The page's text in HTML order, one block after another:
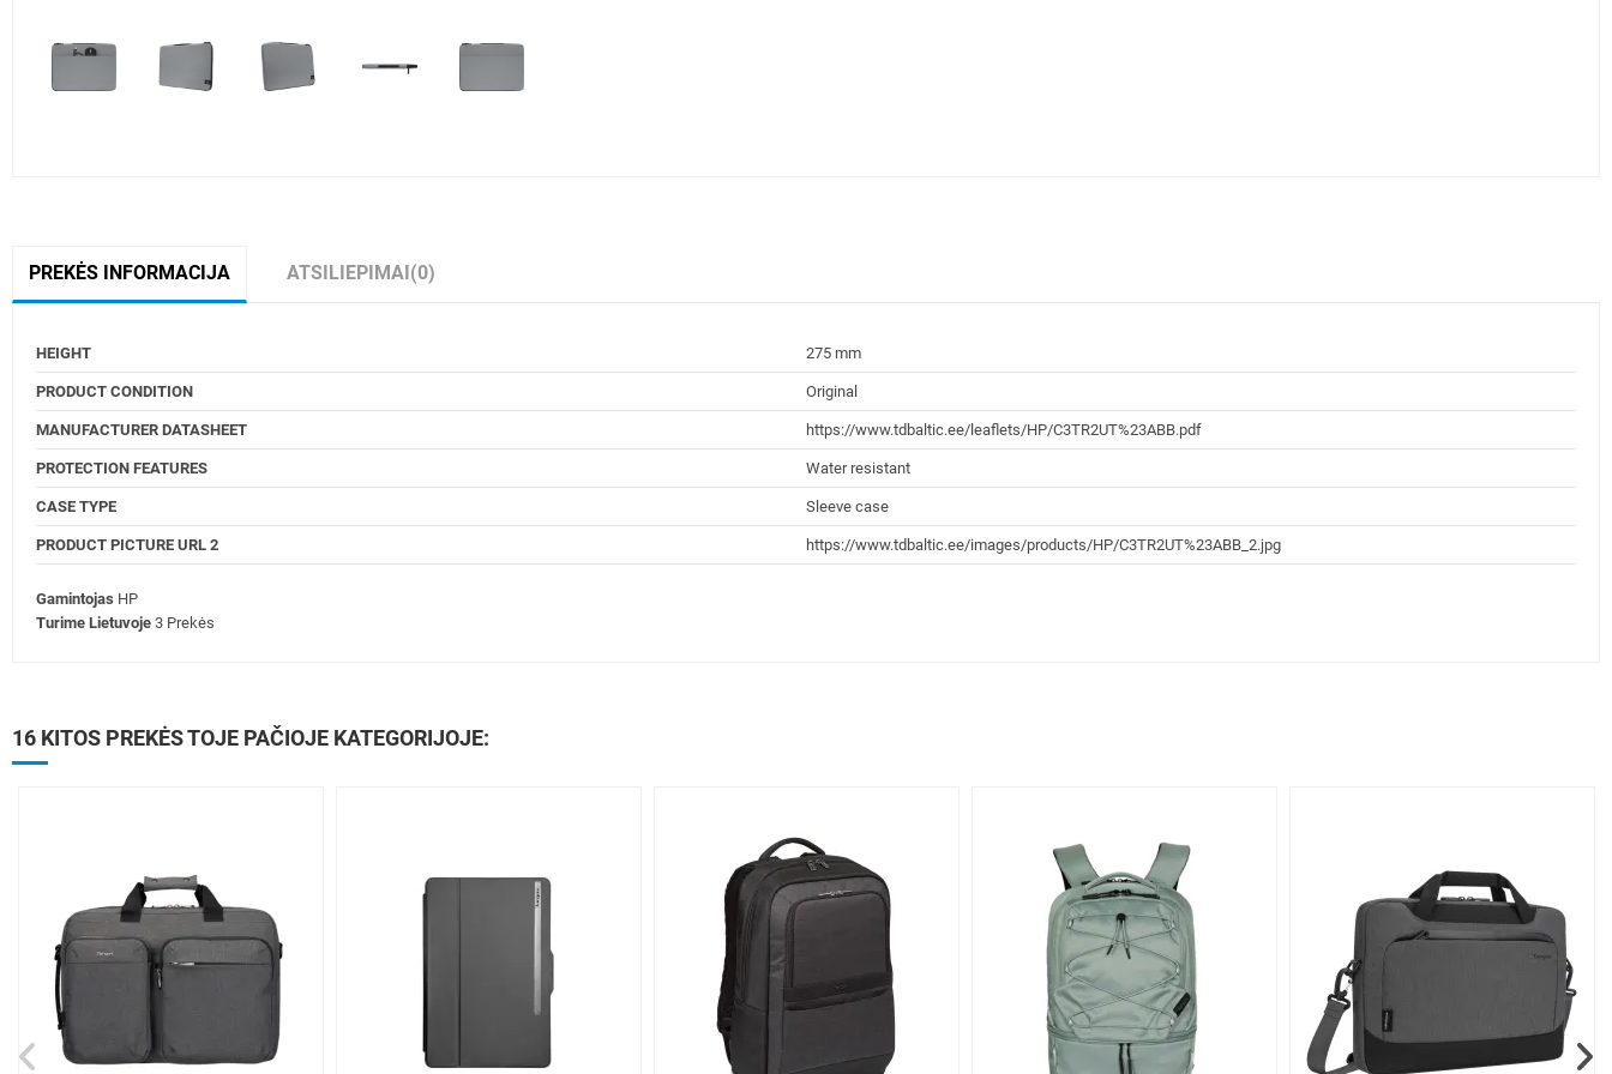
PREKĖS INFORMACIJA ATSILIEPIMAI (0)
HEIGHT 275 mm
PRODUCT CONDITION Original
MANUFACTURER DATASHEET https://www.tdbaltic.ee/leaflets/HP/C3TR2UT%23ABB.pdf
PROTECTION FEATURES Water resistant
CASE TYPE Sleeve case
PRODUCT PICTURE URL 2 https://www.tdbaltic.ee/images/products/HP/C3TR2UT%23ABB_2.jpg
Gamintojas HP
Turime Lietuvoje 3 Prekės
16 KITOS PREKĖS TOJE PAČIOJE KATEGORIJOJE: